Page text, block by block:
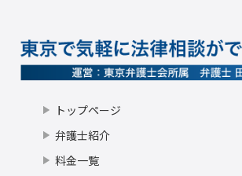
トップページ
弁護士紹介
料金一覧